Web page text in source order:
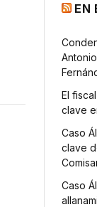
EN
El
clave
Caso
clave
Caso